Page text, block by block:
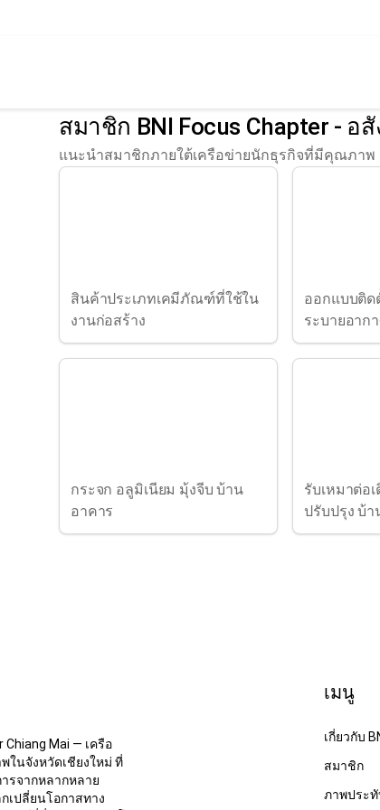
สมาชิก BNI Focus Chapter - อ
แนะนำสมาชิกภายใต้เครือข่ายนักธุรกิจที่มีคุณภาพ
สินค้าประเภทเคมีภัณฑ์ที่ใช้ใน
งานก่อสร้าง
ออกแบบติด
ระบายอาก
กระจก อลูมิเนียม มุ้งจีบ บ้าน
อาคาร
รับเหมาต่อ
ปรับปรุง บ้
Chiang Mai — เครือ
นจังหวัดเชียงใหม่ ที่
รจากหลากหลาย
เปลี่ยนโอกาสทาง
เมนู
เกี่ยวกับ
สมาชิก
ภาพประทั